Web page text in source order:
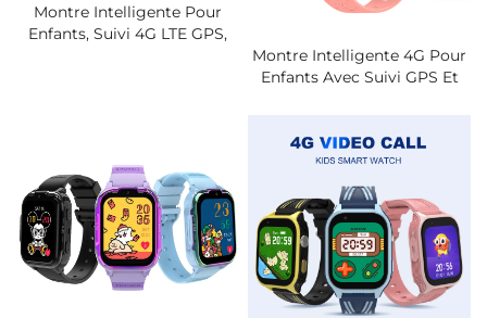
Montre Intelligente Pour
Enfants, Suivi 4G LTE GPS,
Carte SIM
Montre Intelligente 4G Pour
Enfants Avec Suivi GPS Et
Clôture Géographique De
Sécurité, Alerte SOS, Longue
Autonomie De La Batterie